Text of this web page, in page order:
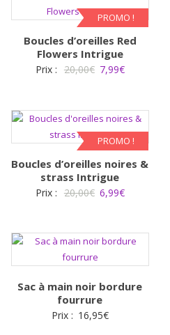
50,00€.14,99€.
PROMO !
Boucles d’oreilles Red
Flowers Intrigue
Prix : 20,00€ Le
était :
20,00€.
7,99€Le
est :
7,99€.
PROMO !
Boucles d’oreilles noires &
strass Intrigue
Prix : 20,00€ Le
était :
20,00€.
6,99€Le
est :
Sac à main noir bordure
fourrure
Prix : 16,95€